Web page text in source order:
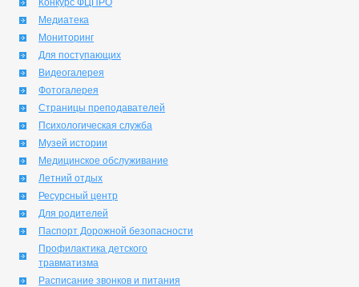
Конкурс ФЦПРО
Медиатека
Мониторинг
Для поступающих
Видеогалерея
Фотогалерея
Страницы преподавателей
Психологическая служба
Музей истории
Медицинское обслуживание
Летний отдых
Ресурсный центр
Для родителей
Паспорт Дорожной безопасности
Профилактика детского
травматизма
Расписание звонков и питания